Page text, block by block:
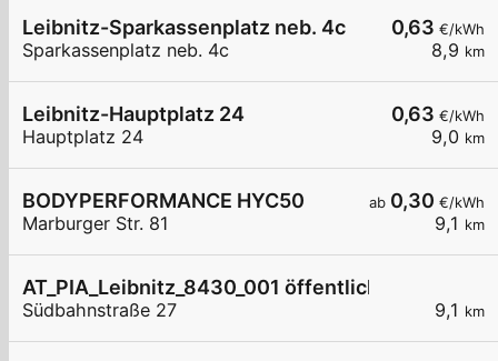
0,63 €/kWh
8,9 km
Leibnitz-Sparkassenplatz neb. 4c
Sparkassenplatz neb. 4c
0,63 €/kWh
9,0 km
Leibnitz-Hauptplatz 24
Hauptplatz 24
ab 0,30 €/kWh
9,1 km
BODYPERFORMANCE HYC50
Marburger Str. 81
9,1 km
AT_PIA_Leibnitz_8430_001 öffentlich
Südbahnstraße 27